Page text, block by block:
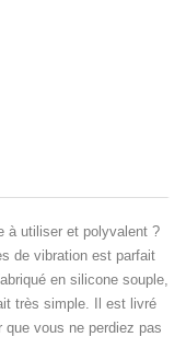
à utiliser et polyvalent ?
de vibration est parfait
en silicone souple,
très simple. Il est livré
vous ne perdiez pas